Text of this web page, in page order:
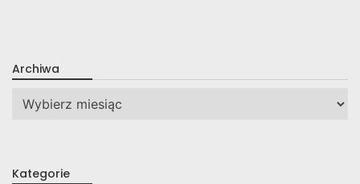
Archiwa
Archiwa
Kategorie